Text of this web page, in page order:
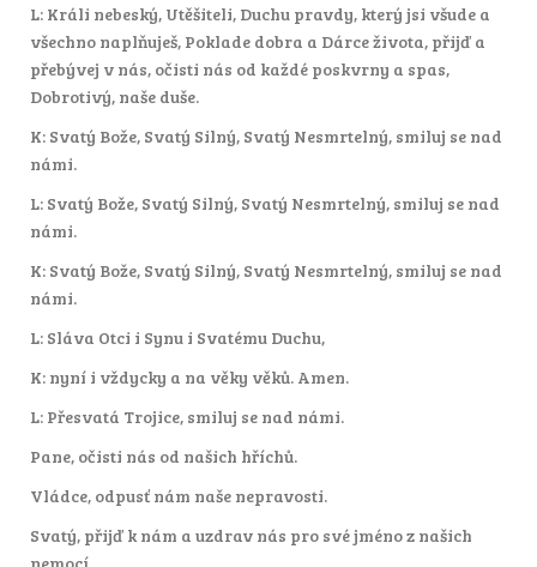
L: Králi nebeský, Utěšiteli, Duchu pravdy, který jsi všude a
všechno naplňuješ, Poklade dobra a Dárce života, přijď a
přebývej v nás, očisti nás od každé poskvrny a spas,
Dobrotivý, naše duše.
K: Svatý Bože, Svatý Silný, Svatý Nesmrtelný, smiluj se nad
námi.
L: Svatý Bože, Svatý Silný, Svatý Nesmrtelný, smiluj se nad
námi.
K: Svatý Bože, Svatý Silný, Svatý Nesmrtelný, smiluj se nad
námi.
L: Sláva Otci i Synu i Svatému Duchu,
K: nyní i vždycky a na věky věků. Amen.
L: Přesvatá Trojice, smiluj se nad námi.
Pane, očisti nás od našich hříchů.
Vládce, odpusť nám naše nepravosti.
Svatý, přijď k nám a uzdrav nás pro své jméno z našich
nemocí.